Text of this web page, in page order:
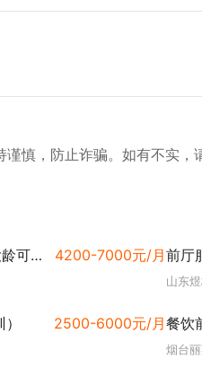
谨慎，防止诈骗。如有不实
做） 4200-7000元/月前厅
山东
2500-6000元/月餐饮前
烟台